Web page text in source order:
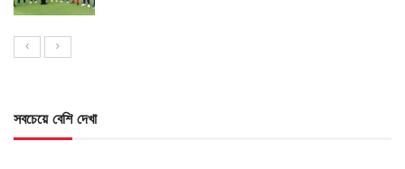
সবচেয়ে বেশি দেখা